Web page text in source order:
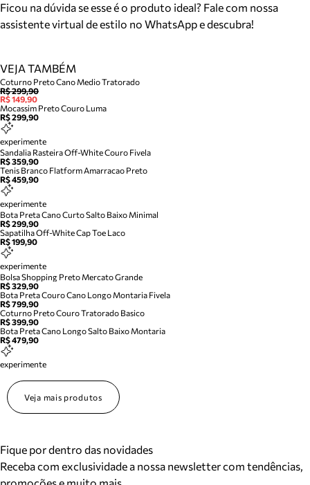
Ficou na dúvida se esse é o produto ideal? Fale com nossa
assistente virtual de estilo no WhatsApp e descubra!
VEJA TAMBÉM
Coturno Preto Cano Medio Tratorado
R$ 299,90
R$ 149,90
Mocassim Preto Couro Luma
R$ 299,90
experimente
Sandalia Rasteira Off-White Couro Fivela
R$ 359,90
Tenis Branco Flatform Amarracao Preto
R$ 459,90
experimente
Bota Preta Cano Curto Salto Baixo Minimal
R$ 299,90
Sapatilha Off-White Cap Toe Laco
R$ 199,90
experimente
Bolsa Shopping Preto Mercato Grande
R$ 329,90
Bota Preta Couro Cano Longo Montaria Fivela
R$ 799,90
Coturno Preto Couro Tratorado Basico
R$ 399,90
Bota Preta Cano Longo Salto Baixo Montaria
R$ 479,90
experimente
Veja mais produtos
Fique por dentro das novidades
Receba com exclusividade a nossa newsletter com tendências,